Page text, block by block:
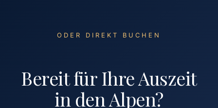
ODER DIREKT BUCHEN
Bereit für Ihre Auszeit
in den Alpen?